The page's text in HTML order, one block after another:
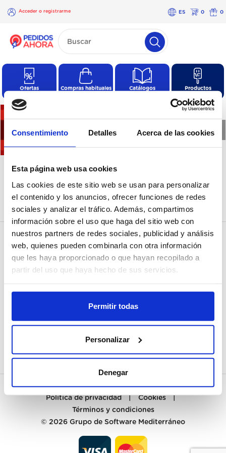
Consentimiento Detalles Acerca de las cookies
Esta página web usa cookies
Las cookies de este sitio web se usan para personalizar
el contenido y los anuncios, ofrecer funciones de redes
sociales y analizar el tráfico. Además, compartimos
información sobre el uso que haga del sitio web con
nuestros partners de redes sociales, publicidad y análisis
web, quienes pueden combinarla con otra información
que les haya proporcionado o que hayan recopilado a
partir del uso que haya hecho de sus servicios.
Permitir todas
Personalizar
Denegar
Acceder o registrarme ES 0 0
×
Acceder o
Ofertas Compras habituales Catálogos Productos
❮ ❯
No hay productos en esta
categoría
MI CUENTA
REGISTRARME
ATENCIÓN AL CLIENTE
Política de privacidad Cookies
Términos y condiciones
© 2026 Grupo de Software Mediterráneo